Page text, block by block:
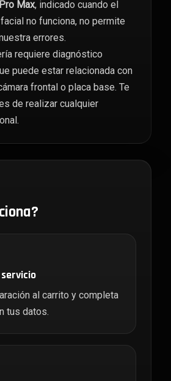
Max, indicado cuando el
no funciona, no permite
errores.
requiere diagnóstico
puede estar relacionada con
frontal o placa base. Te
de realizar cualquier
al carrito y completa
tus datos.